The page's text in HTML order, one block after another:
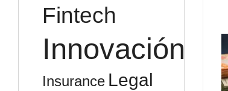
Fintech
Innovación
Insurance Legal